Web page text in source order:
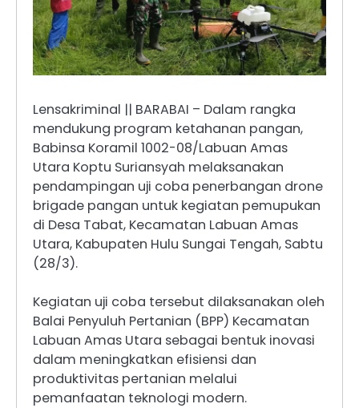
Lensakriminal || BARABAI – Dalam rangka
mendukung program ketahanan pangan,
Babinsa Koramil 1002-08/Labuan Amas
Utara Koptu Suriansyah melaksanakan
pendampingan uji coba penerbangan drone
brigade pangan untuk kegiatan pemupukan
di Desa Tabat, Kecamatan Labuan Amas
Utara, Kabupaten Hulu Sungai Tengah, Sabtu
(28/3).
Kegiatan uji coba tersebut dilaksanakan oleh
Balai Penyuluh Pertanian (BPP) Kecamatan
Labuan Amas Utara sebagai bentuk inovasi
dalam meningkatkan efisiensi dan
produktivitas pertanian melalui
pemanfaatan teknologi modern.